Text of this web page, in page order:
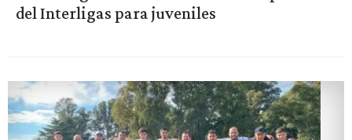
del Interligas para juveniles